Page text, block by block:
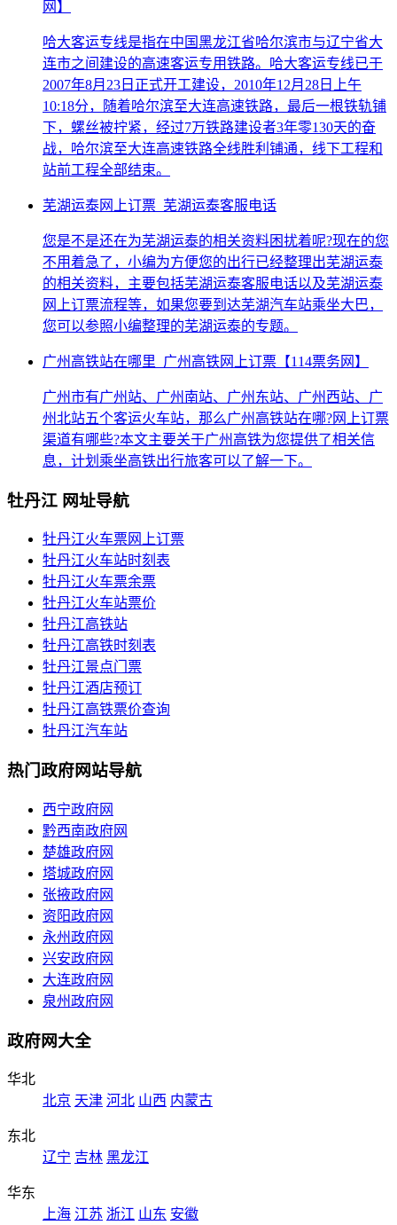
网】
哈大客运专线是指在中国黑龙江省哈尔滨市与辽宁省大
连市之间建设的高速客运专用铁路。哈大客运专线已于
2007年8月23日正式开工建设，2010年12月28日上午
10:18分，随着哈尔滨至大连高速铁路，最后一根铁轨铺
下，螺丝被拧紧，经过7万铁路建设者3年零130天的奋
战，哈尔滨至大连高速铁路全线胜利铺通，线下工程和
站前工程全部结束。
芜湖运泰网上订票_芜湖运泰客服电话
您是不是还在为芜湖运泰的相关资料困扰着呢?现在的您
不用着急了，小编为方便您的出行已经整理出芜湖运泰
的相关资料，主要包括芜湖运泰客服电话以及芜湖运泰
网上订票流程等，如果您要到达芜湖汽车站乘坐大巴，
您可以参照小编整理的芜湖运泰的专题。
广州高铁站在哪里_广州高铁网上订票【114票务网】
广州市有广州站、广州南站、广州东站、广州西站、广
州北站五个客运火车站，那么广州高铁站在哪?网上订票
渠道有哪些?本文主要关于广州高铁为您提供了相关信
息，计划乘坐高铁出行旅客可以了解一下。
牡丹江 网址导航
牡丹江火车票网上订票
牡丹江火车站时刻表
牡丹江火车票余票
牡丹江火车站票价
牡丹江高铁站
牡丹江高铁时刻表
牡丹江景点门票
牡丹江酒店预订
牡丹江高铁票价查询
牡丹江汽车站
热门政府网站导航
西宁政府网
黔西南政府网
楚雄政府网
塔城政府网
张掖政府网
资阳政府网
永州政府网
兴安政府网
大连政府网
泉州政府网
政府网大全
华北
北京 天津 河北 山西 内蒙古
东北
辽宁 吉林 黑龙江
华东
上海 江苏 浙江 山东 安徽